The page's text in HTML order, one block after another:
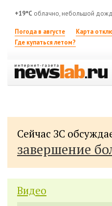
+19°C облачно, небольшой
Погода в августе Карта
Где купаться летом?
Сейчас ЗС
завершение
Видео